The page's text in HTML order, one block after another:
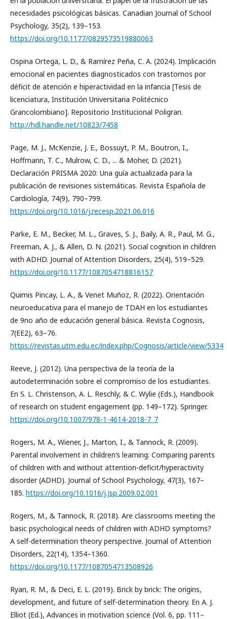
necesidades psicológicas básicas. Canadian Journal of School
Psychology, 35(2), 139–153.
https://doi.org/10.1177/0829573519880063
Ospina Ortega, L. D., & Ramírez Peña, C. A. (2024). Implicación
emocional en pacientes diagnosticados con trastornos por
déficit de atención e hiperactividad en la infancia [Tesis de
licenciatura, Institución Universitaria Politécnico
Grancolombiano]. Repositorio Institucional Poligran.
http://hdl.handle.net/10823/7458
Page, M. J., McKenzie, J. E., Bossuyt, P. M., Boutron, I.,
Hoffmann, T. C., Mulrow, C. D., ... & Moher, D. (2021).
Declaración PRISMA 2020: Una guía actualizada para la
publicación de revisiones sistemáticas. Revista Española de
Cardiología, 74(9), 790–799.
https://doi.org/10.1016/j.recesp.2021.06.016
Parke, E. M., Becker, M. L., Graves, S. J., Baily, A. R., Paul, M. G.,
Freeman, A. J., & Allen, D. N. (2021). Social cognition in children
with ADHD. Journal of Attention Disorders, 25(4), 519–529.
https://doi.org/10.1177/1087054718816157
Quimis Pincay, L. A., & Venet Muñoz, R. (2022). Orientación
neuroeducativa para el manejo de TDAH en los estudiantes
de 9no año de educación general básica. Revista Cognosis,
7(EE2), 63–76.
https://revistas.utm.edu.ec/index.php/Cognosis/article/view/5334
Reeve, J. (2012). Una perspectiva de la teoría de la
autodeterminación sobre el compromiso de los estudiantes.
En S. L. Christenson, A. L. Reschly, & C. Wylie (Eds.), Handbook
of research on student engagement (pp. 149–172). Springer.
https://doi.org/10.1007/978-1-4614-2018-7_7
Rogers, M. A., Wiener, J., Marton, I., & Tannock, R. (2009).
Parental involvement in children’s learning: Comparing parents
of children with and without attention-deficit/hyperactivity
disorder (ADHD). Journal of School Psychology, 47(3), 167–
185. https://doi.org/10.1016/j.jsp.2009.02.001
Rogers, M., & Tannock, R. (2018). Are classrooms meeting the
basic psychological needs of children with ADHD symptoms?
A self-determination theory perspective. Journal of Attention
Disorders, 22(14), 1354–1360.
https://doi.org/10.1177/1087054713508926
Ryan, R. M., & Deci, E. L. (2019). Brick by brick: The origins,
development, and future of self-determination theory. En A. J.
Elliot (Ed.), Advances in motivation science (Vol. 6, pp. 111–